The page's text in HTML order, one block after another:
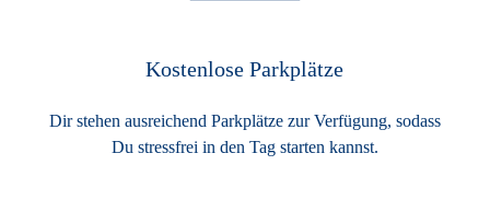
Kostenlose Parkplätze
Dir stehen ausreichend Parkplätze zur Verfügung, sodass
Du stressfrei in den Tag starten kannst.